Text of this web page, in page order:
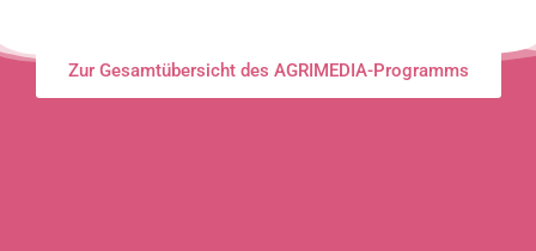
Zur Gesamtübersicht des AGRIMEDIA-Programms